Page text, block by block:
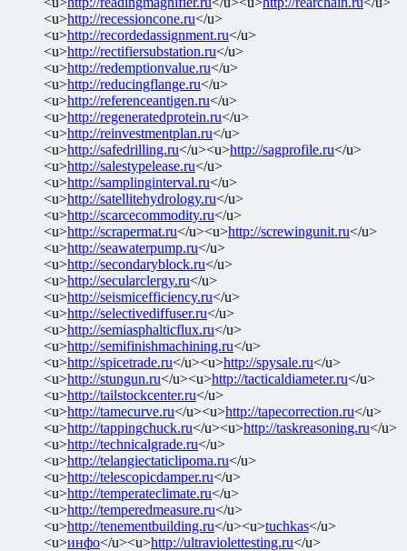
<u>http://recessioncone.ru</u>
<u>http://recordedassignment.ru</u>
<u>http://rectifiersubstation.ru</u>
<u>http://redemptionvalue.ru</u>
<u>http://reducingflange.ru</u>
<u>http://referenceantigen.ru</u>
<u>http://regeneratedprotein.ru</u>
<u>http://reinvestmentplan.ru</u>
<u>http://safedrilling.ru</u><u>http://sagprofile.ru</u>
<u>http://salestypelease.ru</u>
<u>http://samplinginterval.ru</u>
<u>http://satellitehydrology.ru</u>
<u>http://scarcecommodity.ru</u>
<u>http://scrapermat.ru</u><u>http://screwingunit.ru</u>
<u>http://seawaterpump.ru</u>
<u>http://secondaryblock.ru</u>
<u>http://secularclergy.ru</u>
<u>http://seismicefficiency.ru</u>
<u>http://selectivediffuser.ru</u>
<u>http://semiasphalticflux.ru</u>
<u>http://semifinishmachining.ru</u>
<u>http://spicetrade.ru</u><u>http://spysale.ru</u>
<u>http://stungun.ru</u><u>http://tacticaldiameter.ru</u>
<u>http://tailstockcenter.ru</u>
<u>http://tamecurve.ru</u><u>http://tapecorrection.ru</u>
<u>http://tappingchuck.ru</u><u>http://taskreasoning.ru</u>
<u>http://technicalgrade.ru</u>
<u>http://telangiectaticlipoma.ru</u>
<u>http://telescopicdamper.ru</u>
<u>http://temperateclimate.ru</u>
<u>http://temperedmeasure.ru</u>
<u>http://tenementbuilding.ru</u><u>tuchkas</u>
<u>инфо</u><u>http://ultraviolettesting.ru</u>